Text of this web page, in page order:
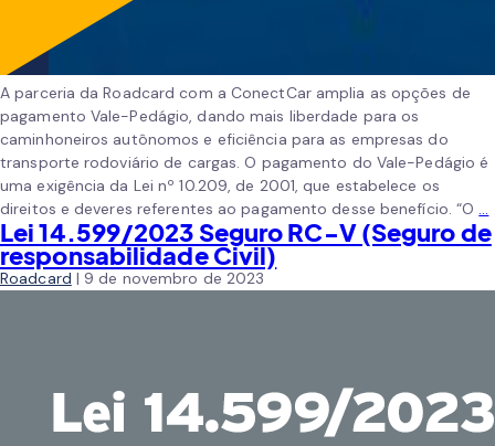
A parceria da Roadcard com a ConectCar amplia as opções de
pagamento Vale-Pedágio, dando mais liberdade para os
caminhoneiros autônomos e eficiência para as empresas do
transporte rodoviário de cargas. O pagamento do Vale-Pedágio é
uma exigência da Lei nº 10.209, de 2001, que estabelece os
direitos e deveres referentes ao pagamento desse benefício. “O …
Lei 14.599/2023 Seguro RC-V (Seguro de
responsabilidade Civil)
Roadcard | 9 de novembro de 2023